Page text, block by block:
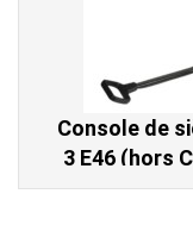
Console de
3 E46 (hors